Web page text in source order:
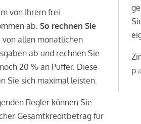
von Ihrem frei
ab. So rechnen Sie
von allen monatlichen
ab und rechnen Sie
20 % an Puffer. Diese
Sie sich maximal leisten.
Regler können Sie
Gesamtkreditbetrag für